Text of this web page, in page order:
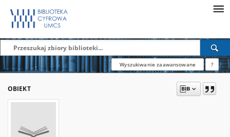
Wyszukiwanie zaawansowane ?
OBIEKT